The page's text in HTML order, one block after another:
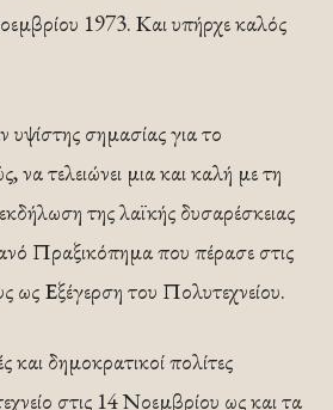
1973. Και υπήρχε καλός
σημασίας για το
να τελειώνει μια και καλή με τη
της λαϊκής δυσαρέσκειας
Πραξικόπημα που πέρασε στις
ως Εξέγερση του Πολυτεχνείου.
και δημοκρατικοί πολίτες
στις 14 Νοεμβρίου ως και τα